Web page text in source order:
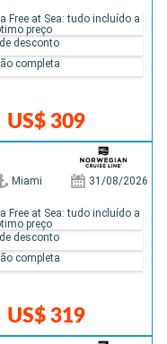
US$ 309
Free at Sea: tudo incluído a
preço
desconto
completa
Miami 31/08/2026
US$ 319
Free at Sea: tudo incluído a
preço
desconto
completa